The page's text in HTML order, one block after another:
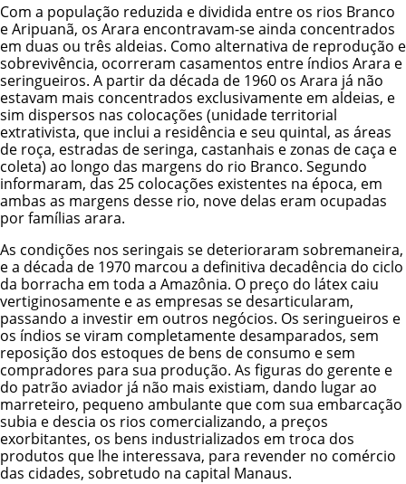
Com a população reduzida e dividida entre os rios Branco
e Aripuanã, os Arara encontravam-se ainda concentrados
em duas ou três aldeias. Como alternativa de reprodução e
sobrevivência, ocorreram casamentos entre índios Arara e
seringueiros. A partir da década de 1960 os Arara já não
estavam mais concentrados exclusivamente em aldeias, e
sim dispersos nas colocações (unidade territorial
extrativista, que inclui a residência e seu quintal, as áreas
de roça, estradas de seringa, castanhais e zonas de caça e
coleta) ao longo das margens do rio Branco. Segundo
informaram, das 25 colocações existentes na época, em
ambas as margens desse rio, nove delas eram ocupadas
por famílias arara.
As condições nos seringais se deterioraram sobremaneira,
e a década de 1970 marcou a definitiva decadência do ciclo
da borracha em toda a Amazônia. O preço do látex caiu
vertiginosamente e as empresas se desarticularam,
passando a investir em outros negócios. Os seringueiros e
os índios se viram completamente desamparados, sem
reposição dos estoques de bens de consumo e sem
compradores para sua produção. As figuras do gerente e
do patrão aviador já não mais existiam, dando lugar ao
marreteiro, pequeno ambulante que com sua embarcação
subia e descia os rios comercializando, a preços
exorbitantes, os bens industrializados em troca dos
produtos que lhe interessava, para revender no comércio
das cidades, sobretudo na capital Manaus.